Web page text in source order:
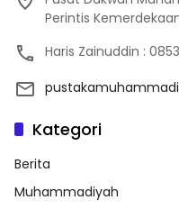
Perintis
Haris Zainuddin :
Kategori
Berita
Muhammadiyah